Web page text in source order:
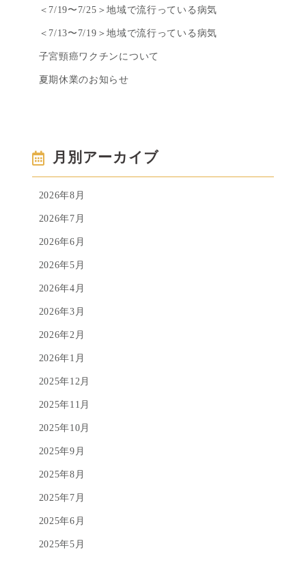
＜7/19〜7/25＞地域で流行っている病気
＜7/13〜7/19＞地域で流行っている病気
子宮頸癌ワクチンについて
夏期休業のお知らせ
月別アーカイブ
2026年8月
2026年7月
2026年6月
2026年5月
2026年4月
2026年3月
2026年2月
2026年1月
2025年12月
2025年11月
2025年10月
2025年9月
2025年8月
2025年7月
2025年6月
2025年5月